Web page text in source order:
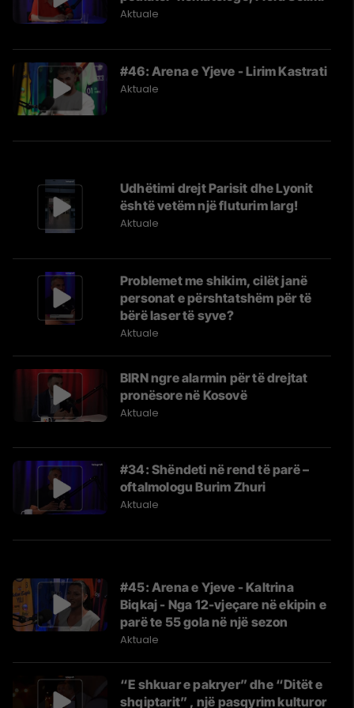
Aktuale
#46: Arena e Yjeve - Lirim Kastrati
Aktuale
Udhëtimi drejt Parisit dhe Lyonit
është vetëm një fluturim larg!
Aktuale
Problemet me shikim, cilët janë
personat e përshtatshëm për të
bërë laser të syve?
Aktuale
BIRN ngre alarmin për të drejtat
pronësore në Kosovë
Aktuale
#34: Shëndeti në rend të parë –
oftalmologu Burim Zhuri
Aktuale
#45: Arena e Yjeve - Kaltrina
Biqkaj - Nga 12-vjeçare në ekipin e
parë te 55 gola në një sezon
Aktuale
“E shkuar e pakryer” dhe “Ditët e
shqiptarit” , një pasqyrim kulturor